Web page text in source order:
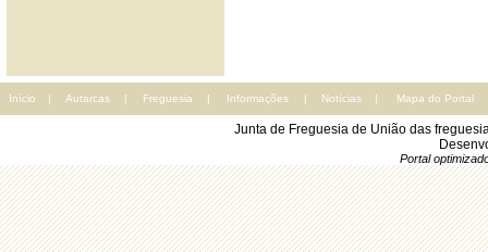
Início | Autarcas | Freguesia | Informações | Notícias | Mapa do Portal
Junta de Freguesia de União das
Portal